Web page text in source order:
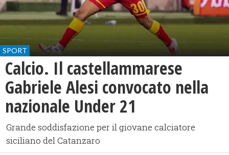
SPORT
Calcio. Il castellammarese
Gabriele Alesi convocato nella
nazionale Under 21
Grande soddisfazione per il giovane calciatore
siciliano del Catanzaro